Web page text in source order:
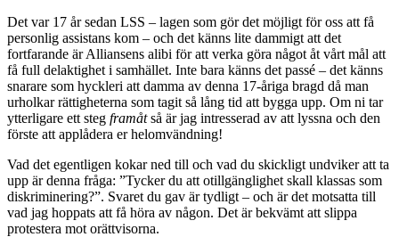
Det var 17 år sedan LSS – lagen som gör det möjligt för oss att få
personlig assistans kom – och det känns lite dammigt att det
fortfarande är Alliansens alibi för att verka göra något åt vårt mål att
få full delaktighet i samhället. Inte bara känns det passé – det känns
snarare som hyckleri att damma av denna 17-åriga bragd då man
urholkar rättigheterna som tagit så lång tid att bygga upp. Om ni tar
ytterligare ett steg framåtså är jag intresserad av att lyssna och den
förste att applådera er helomvändning!
Vad det egentligen kokar ned till och vad du skickligt undviker att ta
upp är denna fråga: ”Tycker du att otillgänglighet skall klassas som
diskriminering?”. Svaret du gav är tydligt – och är det motsatta till
vad jag hoppats att få höra av någon. Det är bekvämt att slippa
protestera mot orättvisorna.